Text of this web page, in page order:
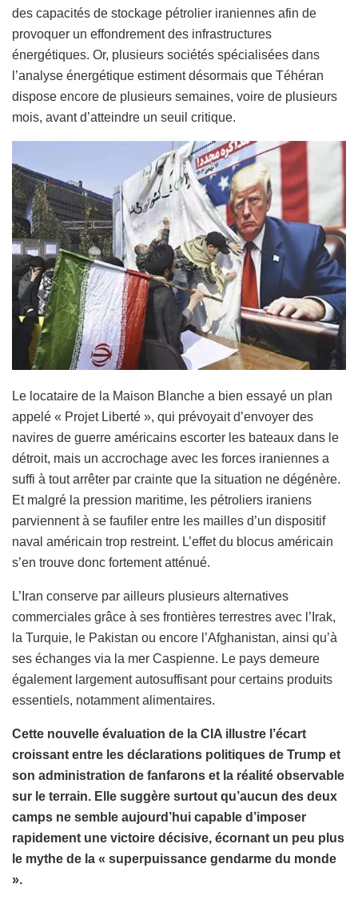
des capacités de stockage pétrolier iraniennes afin de
provoquer un effondrement des infrastructures
énergétiques. Or, plusieurs sociétés spécialisées dans
l’analyse énergétique estiment désormais que Téhéran
dispose encore de plusieurs semaines, voire de plusieurs
mois, avant d’atteindre un seuil critique.
Le locataire de la Maison Blanche a bien essayé un plan
appelé « Projet Liberté », qui prévoyait d’envoyer des
navires de guerre américains escorter les bateaux dans le
détroit, mais un accrochage avec les forces iraniennes a
suffi à tout arrêter par crainte que la situation ne dégénère.
Et malgré la pression maritime, les pétroliers iraniens
parviennent à se faufiler entre les mailles d’un dispositif
naval américain trop restreint. L’effet du blocus américain
s’en trouve donc fortement atténué.
L’Iran conserve par ailleurs plusieurs alternatives
commerciales grâce à ses frontières terrestres avec l’Irak,
la Turquie, le Pakistan ou encore l’Afghanistan, ainsi qu’à
ses échanges via la mer Caspienne. Le pays demeure
également largement autosuffisant pour certains produits
essentiels, notamment alimentaires.
Cette nouvelle évaluation de la CIA illustre l’écart
croissant entre les déclarations politiques de Trump et
son administration de fanfarons et la réalité observable
sur le terrain. Elle suggère surtout qu’aucun des deux
camps ne semble aujourd’hui capable d’imposer
rapidement une victoire décisive, écornant un peu plus
le mythe de la « superpuissance gendarme du monde
».